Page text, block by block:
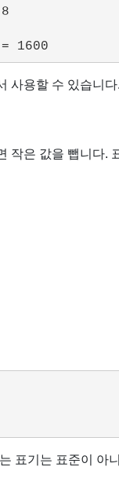
사용할 수 있습니
작은 값을 뺍니다.
표기는 표준이 아